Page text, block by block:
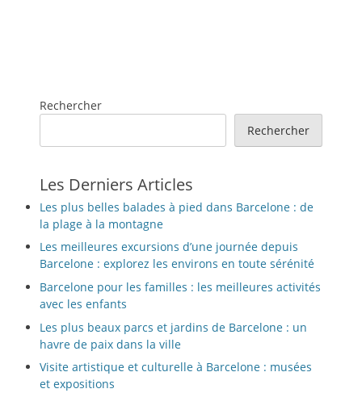
Rechercher
Rechercher
Les Derniers Articles
Les plus belles balades à pied dans Barcelone : de
la plage à la montagne
Les meilleures excursions d’une journée depuis
Barcelone : explorez les environs en toute sérénité
Barcelone pour les familles : les meilleures activités
avec les enfants
Les plus beaux parcs et jardins de Barcelone : un
havre de paix dans la ville
Visite artistique et culturelle à Barcelone : musées
et expositions